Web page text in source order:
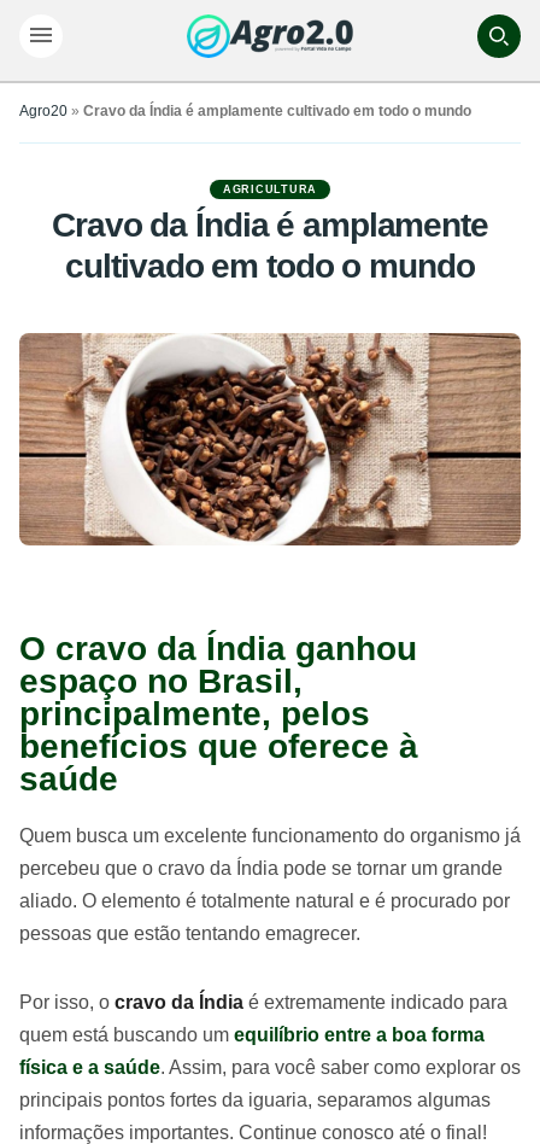
Agro20 » Cravo da Índia é amplamente cultivado em todo o mundo
AGRICULTURA
Cravo da Índia é amplamente
cultivado em todo o mundo
O cravo da Índia ganhou
espaço no Brasil,
principalmente, pelos
benefícios que oferece à
saúde
Quem busca um excelente funcionamento do organismo já
percebeu que o cravo da Índia pode se tornar um grande
aliado. O elemento é totalmente natural e é procurado por
pessoas que estão tentando emagrecer.
Por isso, o cravo da Índia é extremamente indicado para
quem está buscando um equilíbrio entre a boa forma
física e a saúde. Assim, para você saber como explorar os
principais pontos fortes da iguaria, separamos algumas
informações importantes. Continue conosco até o final!